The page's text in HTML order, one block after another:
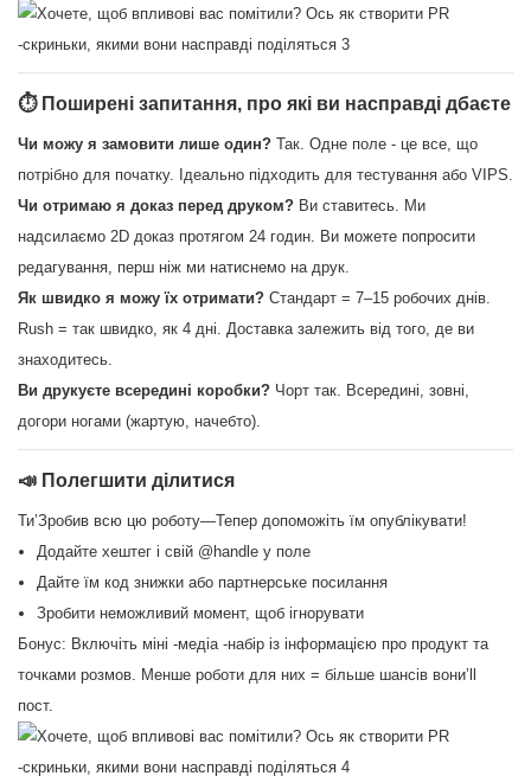
⏱ Поширені запитання, про які ви насправді дбаєте
Чи можу я замовити лише один? Так. Одне поле - це все, що
потрібно для початку. Ідеально підходить для тестування або VIPS.
Чи отримаю я доказ перед друком? Ви ставитесь. Ми
надсилаємо 2D доказ протягом 24 годин. Ви можете попросити
редагування, перш ніж ми натиснемо на друк.
Як швидко я можу їх отримати? Стандарт = 7–15 робочих днів.
Rush = так швидко, як 4 дні. Доставка залежить від того, де ви
знаходитесь.
Ви друкуєте всередині коробки? Чорт так. Всередині, зовні,
догори ногами (жартую, начебто).
📣 Полегшити ділитися
Ти’Зробив всю цю роботу—Тепер допоможіть їм опублікувати!
Додайте хештег і свій @handle у поле
Дайте їм код знижки або партнерське посилання
Зробити неможливий момент, щоб ігнорувати
Бонус: Включіть міні -медіа -набір із інформацією про продукт та
точками розмов. Менше роботи для них = більше шансів вони’ll
пост.